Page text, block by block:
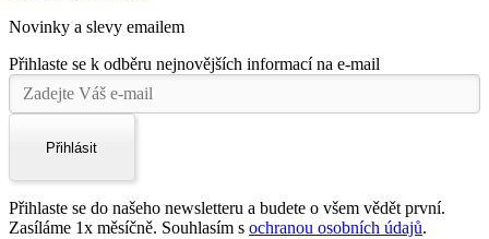
Novinky a slevy emailem
Přihlaste se k odběru nejnovějších informací na e-mail
Přihlásit
Přihlaste se do našeho newsletteru a budete o všem vědět první.
Zasíláme 1x měsíčně. Souhlasím s ochranou osobních údajů.